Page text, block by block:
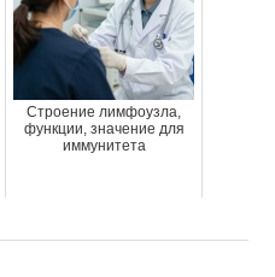
Строение лимфоузла,
функции, значение для
иммунитета